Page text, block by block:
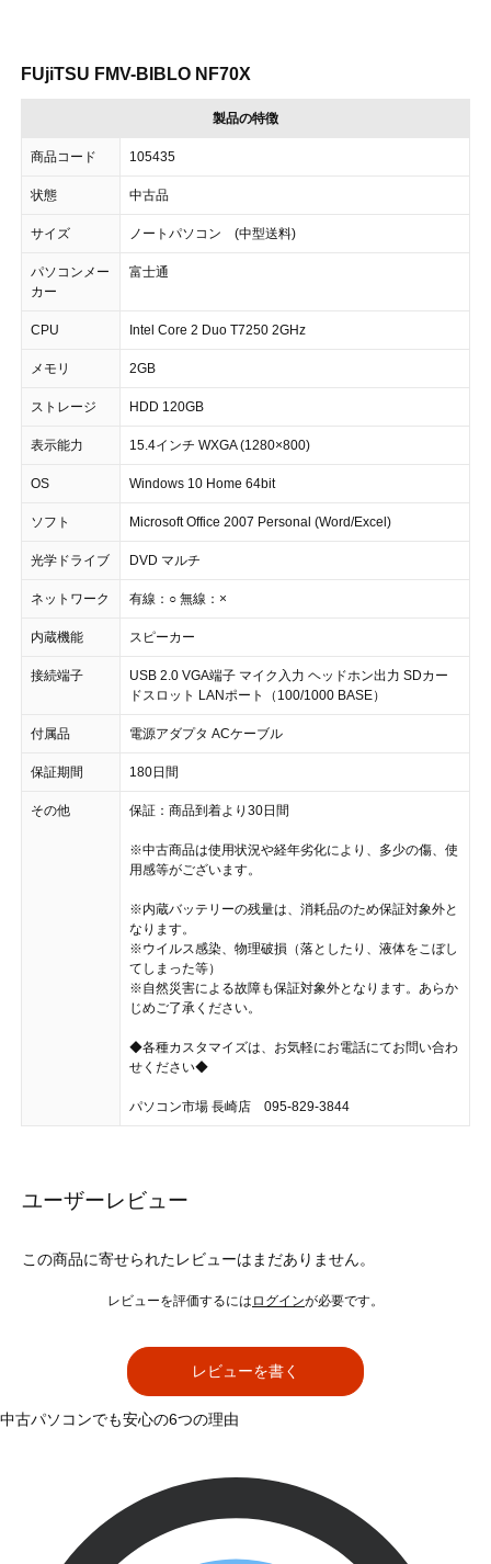
FUjiTSU FMV-BIBLO NF70X
製品の特徴
商品コード 105435
状態 中古品
サイズ ノートパソコン (中型送料)
パソコンメー
カー
富士通
CPU Intel Core 2 Duo T7250 2GHz
メモリ 2GB
ストレージ HDD 120GB
表示能力 15.4インチ WXGA (1280×800)
OS Windows 10 Home 64bit
ソフト Microsoft Office 2007 Personal (Word/Excel)
光学ドライブ DVD マルチ
ネットワーク 有線：○ 無線：×
内蔵機能 スピーカー
接続端子
USB 2.0 VGA端子 マイク入力 ヘッドホン出力 SDカー
ドスロット LANポート（100/1000 BASE）
付属品 電源アダプタ ACケーブル
保証期間 180日間
その他 保証：商品到着より30日間
※中古商品は使用状況や経年劣化により、多少の傷、使
用感等がございます。
※内蔵バッテリーの残量は、消耗品のため保証対象外と
なります。
※ウイルス感染、物理破損（落としたり、液体をこぼし
てしまった等）
※自然災害による故障も保証対象外となります。あらか
じめご了承ください。
◆各種カスタマイズは、お気軽にお電話にてお問い合わ
せください◆
パソコン市場 長崎店 095-829-3844
ユーザーレビュー
この商品に寄せられたレビューはまだありません。
レビューを評価するには ログインが必要です。
レビューを書く
中古パソコンでも安心の6つの理由